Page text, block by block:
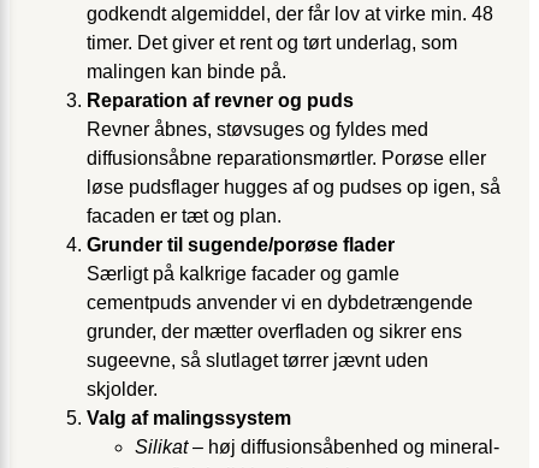
godkendt algemiddel, der får lov at virke min. 48
timer. Det giver et rent og tørt underlag, som
malingen kan binde på.
Reparation af revner og puds
Revner åbnes, støv­suges og fyldes med
diffusionsåbne reparationsmørtler. Porøse eller
løse pudsflager hugges af og pudses op igen, så
facaden er tæt og plan.
Grunder til sugende/porøse flader
Særligt på kalkrige facader og gamle
cementpuds anvender vi en dyb­de­trængende
grunder, der mætter overfladen og sikrer ens
sugeevne, så slutlaget tørrer jævnt uden
skjolder.
Valg af malingssystem
Silikat– høj diffusionsåbenhed og mineral­